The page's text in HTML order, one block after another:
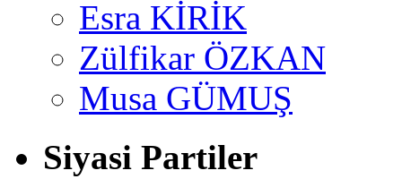
Esra KİRİK
Zülfikar ÖZKAN
Musa GÜMUŞ
Siyasi Partiler